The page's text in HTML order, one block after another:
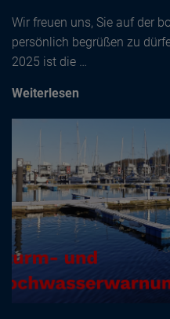
Wir freuen uns, Sie auf der
persönlich begrüßen zu
2025 ist die …
Weiterlesen